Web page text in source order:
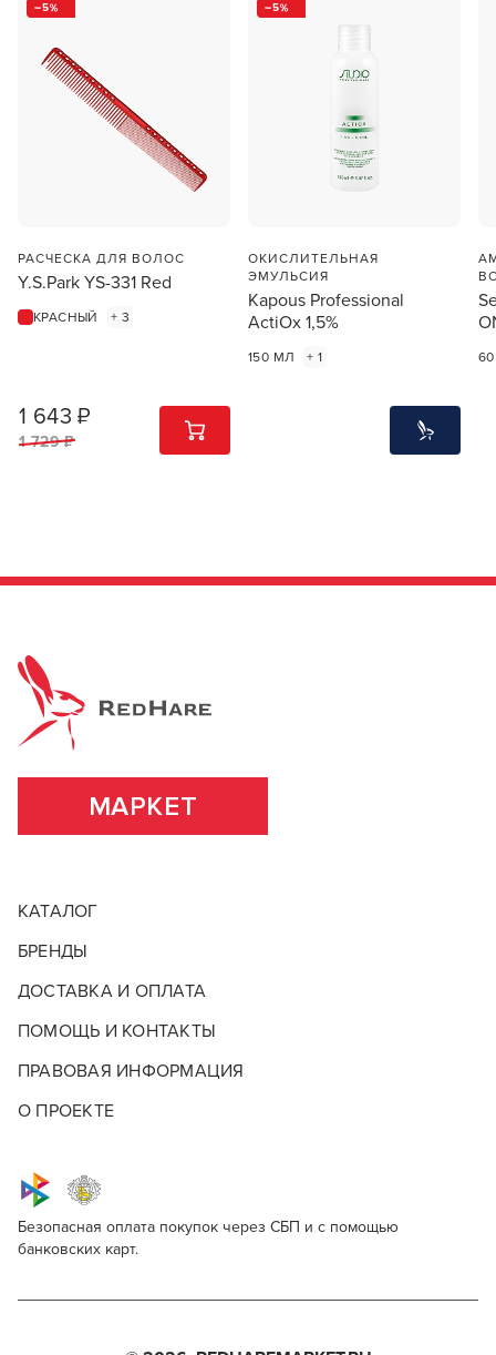
5
РАСЧЕСКА ДЛЯ ВОЛОС
Y.S.Park YS-331 Red
КРАСНЫЙ + 3
1 643 ₽
1 729 ₽
1 ШТ
5
ОКИСЛИТЕЛЬНАЯ
ЭМУЛЬСИЯ
Kapous Professional
ActiOx 1,5%
150 МЛ + 1
МАРКЕТ
КАТАЛОГ
БРЕНДЫ
ДОСТАВКА И ОПЛАТА
ПОМОЩЬ И КОНТАКТЫ
ПРАВОВАЯ ИНФОРМАЦИЯ
О ПРОЕКТЕ
Безопасная оплата покупок через СБП и с помощью
банковских карт.
В новом приложении RedHare Market для Android
смотреть товары и оформлять заказы — удобнее и
намного быстрее!
УСТАНОВИТЬ ИЗ GOOGLE PLAY